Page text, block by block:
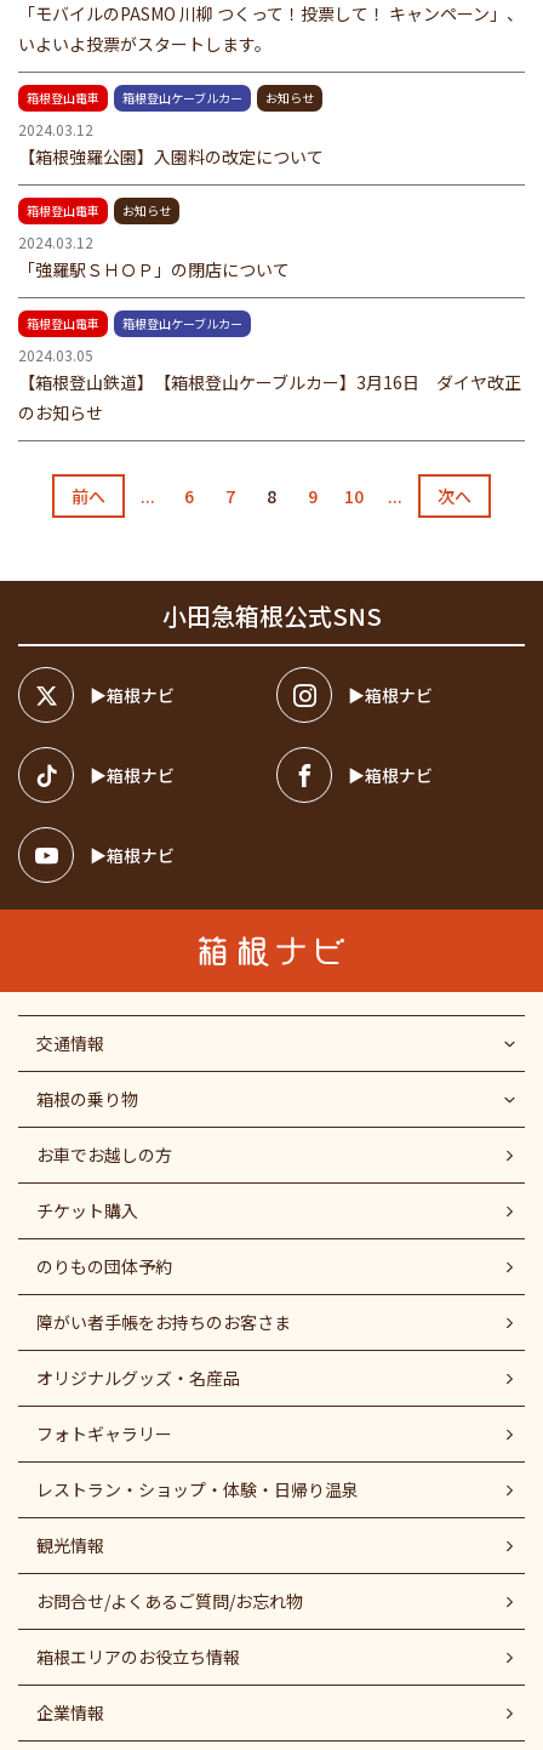
「モバイルのPASMO 川柳 つくって！投票して！ キャンペーン」、
いよいよ投票がスタートします。
箱根登山電車 箱根登山ケーブルカー お知らせ
2024.03.12
【箱根強羅公園】入園料の改定について
箱根登山電車 お知らせ
2024.03.12
「強羅駅ＳＨＯＰ」の閉店について
箱根登山電車 箱根登山ケーブルカー
2024.03.05
【箱根登山鉄道】【箱根登山ケーブルカー】3月16日 ダイヤ改正
のお知らせ
前へ ... 6 7 8 9 10 ... 次へ
小田急箱根公式SNS
箱根ナビ 箱根ナビ
箱根ナビ 箱根ナビ
箱根ナビ
交通情報
箱根の乗り物
お車でお越しの方
チケット購入
のりもの団体予約
障がい者⼿帳をお持ちのお客さま
オリジナルグッズ・名産品
フォトギャラリー
レストラン・ショップ・体験・日帰り温泉
観光情報
お問合せ/よくあるご質問/お忘れ物
箱根エリアのお役立ち情報
企業情報